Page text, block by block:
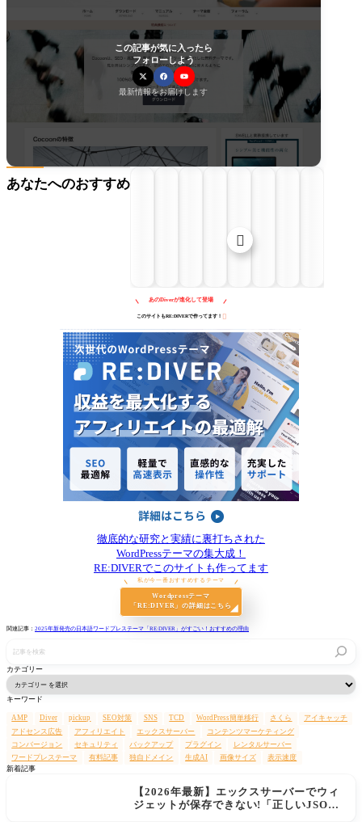
この記事が気に入ったら
フォローしよう
最新情報をお届けします
あのDiverが進化して登場
このサイトもRE:DIVERで作ってます！ 
徹底的な研究と実績に裏打ちされた
WordPressテーマの集大成！
RE:DIVERでこのサイトも作ってます
私が今一番おすすめするテーマ
Wordpressテーマ
「RE:DIVER」の詳細はこちら
関連記事： 2025年新発売の日本語ワードプレステーマ「RE:DIVER」がすごい！おすすめの理由
を
検
カテゴリー
キーワード
AMP Diver pickup SEO対策 SNS TCD WordPress簡単移行 さくら
アイキャッチ
アドセンス広告
アフィリエイト エックスサーバー
コンテンツマーケティング
コンバージョン
セキュリティ バックアップ プラグイン
レンタルサーバー
ワードプレステーマ
有料記事 独自ドメイン 生成AI 画像サイズ
表示速度
新着記事
【2026年最新】エックスサーバーでウィ
ジェットが保存できない!「正しいJSON
あなたへのおすすめ
